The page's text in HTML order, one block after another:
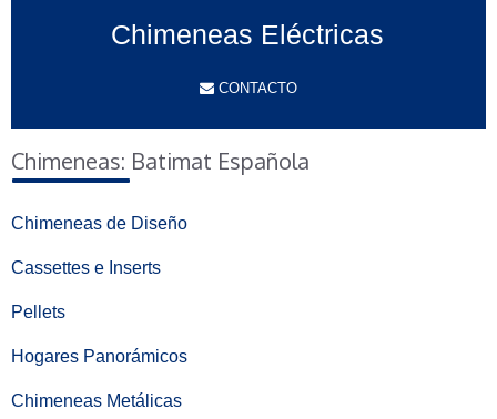
Chimeneas Eléctricas
CONTACTO
Chimeneas: Batimat Española
Chimeneas de Diseño
Cassettes e Inserts
Pellets
Hogares Panorámicos
Chimeneas Metálicas